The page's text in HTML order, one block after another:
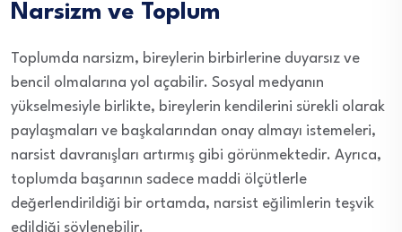
Narsizm ve Toplum
Toplumda narsizm, bireylerin birbirlerine duyarsız ve
bencil olmalarına yol açabilir. Sosyal medyanın
yükselmesiyle birlikte, bireylerin kendilerini sürekli olarak
paylaşmaları ve başkalarından onay almayı istemeleri,
narsist davranışları artırmış gibi görünmektedir. Ayrıca,
toplumda başarının sadece maddi ölçütlerle
değerlendirildiği bir ortamda, narsist eğilimlerin teşvik
edildiği söylenebilir.